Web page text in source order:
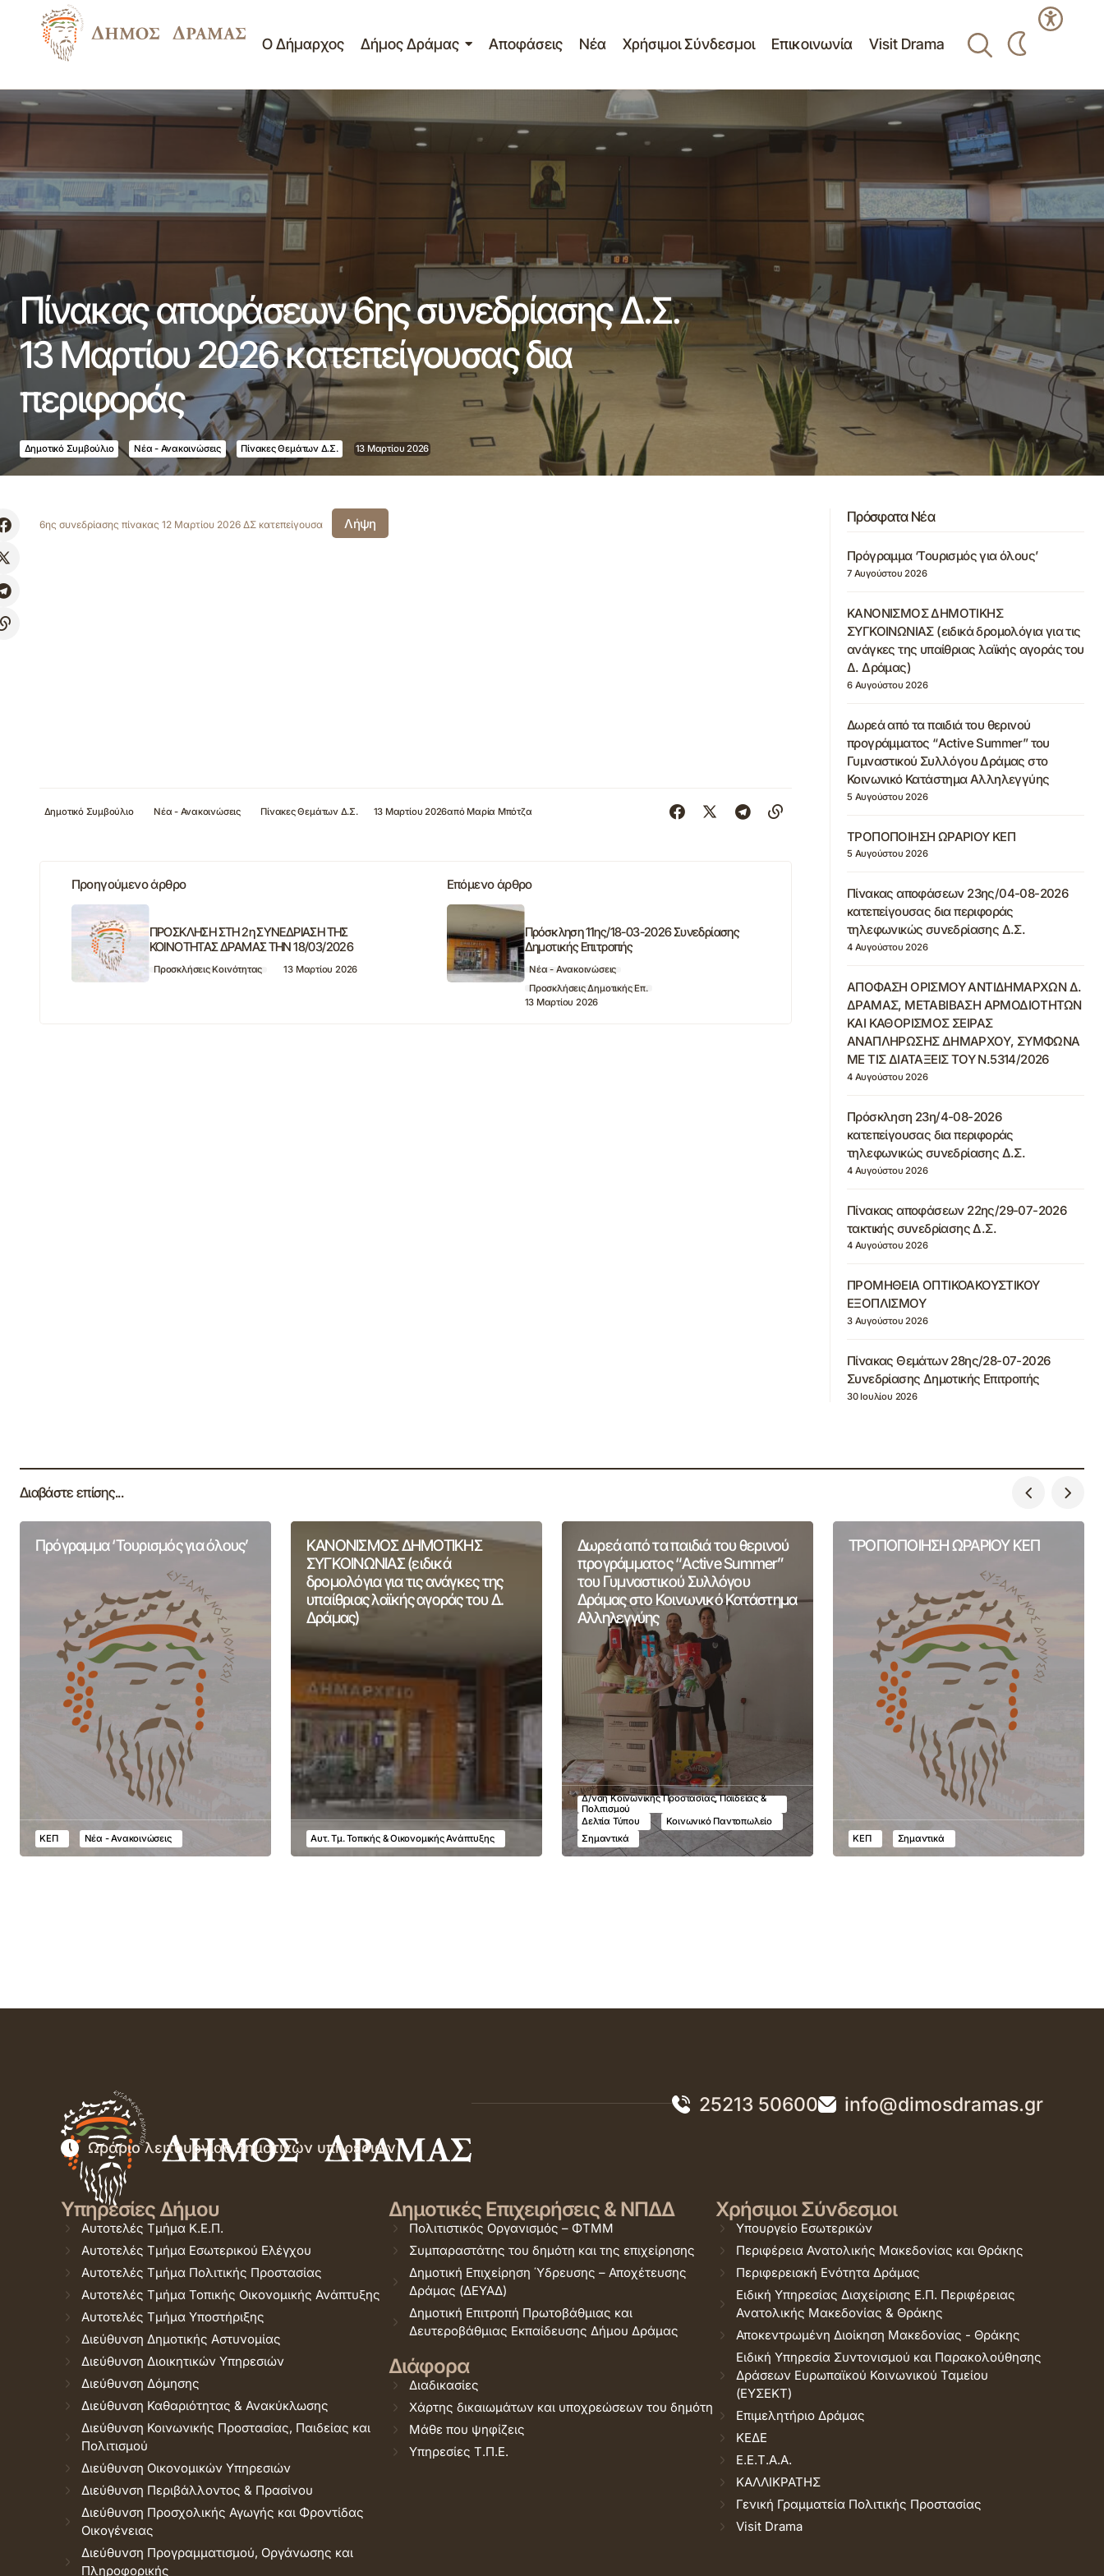
Ο Δήμαρχος Δήμος Δράμας Αποφάσεις Νέα Χρήσιμοι Σύνδεσμοι Επικοινωνία Visit Drama
ΠΡΟΣΚΛΗΣΗ ΣΤΗ 2η ΣΥΝΕΔΡΙΑΣΗ ΤΗΣ
ΚΟΙΝΟΤΗΤΑΣ ΔΡΑΜΑΣ ΤΗΝ 18/03/2026
Δημοτικό Συμβούλιο
Νέα - Ανακοινώσεις
Πίνακες Θεμάτων Δ.Σ.
Πίνακας αποφάσεων 6ης συνεδρίασης Δ.Σ. 13 Μαρτίου
2026 κατεπείγουσας δια περιφοράς
Πρόσκληση 11ης/18-03-2026 Συνεδρίασης
Δημοτικής Επιτροπής
Πίνακας αποφάσεων 6ης συνεδρίασης Δ.Σ.
13 Μαρτίου 2026 κατεπείγουσας δια
περιφοράς
Δημοτικό Συμβούλιο Νέα - Ανακοινώσεις Πίνακες Θεμάτων Δ.Σ. 13 Μαρτίου 2026
6ης συνεδρίασης πίνακας 12 Μαρτίου 2026 ΔΣ κατεπείγουσα Λήψη
Δημοτικό Συμβούλιο Νέα - Ανακοινώσεις Πίνακες Θεμάτων Δ.Σ. 13 Μαρτίου 2026από Μαρία Μπότζα
Προηγούμενο άρθρο
ΠΡΟΣΚΛΗΣΗ ΣΤΗ 2η ΣΥΝΕΔΡΙΑΣΗ ΤΗΣ
ΚΟΙΝΟΤΗΤΑΣ ΔΡΑΜΑΣ ΤΗΝ 18/03/2026
Προσκλήσεις Κοινότητας 13 Μαρτίου 2026
Επόμενο άρθρο
Πρόσκληση 11ης/18-03-2026 Συνεδρίασης
Δημοτικής Επιτροπής
Νέα - Ανακοινώσεις
Προσκλήσεις Δημοτικής Επ.
13 Μαρτίου 2026
Πρόσφατα Νέα
Πρόγραμμα ‘Τουρισμός για όλους’
7 Αυγούστου 2026
ΚΑΝΟΝΙΣΜΟΣ ΔΗΜΟΤΙΚΗΣ
ΣΥΓΚΟΙΝΩΝΙΑΣ (ειδικά δρομολόγια για τις
ανάγκες της υπαίθριας λαϊκής αγοράς του
Δ. Δράμας)
6 Αυγούστου 2026
Δωρεά από τα παιδιά του θερινού
προγράμματος “Active Summer” του
Γυμναστικού Συλλόγου Δράμας στο
Κοινωνικό Κατάστημα Αλληλεγγύης
5 Αυγούστου 2026
ΤΡΟΠΟΠΟΙΗΣΗ ΩΡΑΡΙΟΥ ΚΕΠ
5 Αυγούστου 2026
Πίνακας αποφάσεων 23ης/04-08-2026
κατεπείγουσας δια περιφοράς
τηλεφωνικώς συνεδρίασης Δ.Σ.
4 Αυγούστου 2026
ΑΠΟΦΑΣΗ ΟΡΙΣΜΟΥ ΑΝΤΙΔΗΜΑΡΧΩΝ Δ.
ΔΡΑΜΑΣ, ΜΕΤΑΒΙΒΑΣΗ ΑΡΜΟΔΙΟΤΗΤΩΝ
ΚΑΙ ΚΑΘΟΡΙΣΜΟΣ ΣΕΙΡΑΣ
ΑΝΑΠΛΗΡΩΣΗΣ ΔΗΜΑΡΧΟΥ, ΣΥΜΦΩΝΑ
ΜΕ ΤΙΣ ΔΙΑΤΑΞΕΙΣ ΤΟΥ Ν.5314/2026
4 Αυγούστου 2026
Πρόσκληση 23η/4-08-2026
κατεπείγουσας δια περιφοράς
τηλεφωνικώς συνεδρίασης Δ.Σ.
4 Αυγούστου 2026
Πίνακας αποφάσεων 22ης/29-07-2026
τακτικής συνεδρίασης Δ.Σ.
4 Αυγούστου 2026
ΠΡΟΜΗΘΕΙΑ ΟΠΤΙΚΟΑΚΟΥΣΤΙΚΟΥ
ΕΞΟΠΛΙΣΜΟΥ
3 Αυγούστου 2026
Πίνακας Θεμάτων 28ης/28-07-2026
Συνεδρίασης Δημοτικής Επιτροπής
30 Ιουλίου 2026
Διαβάστε επίσης...
Πρόγραμμα ‘Τουρισμός για όλους’
ΚΕΠ Νέα - Ανακοινώσεις
ΚΑΝΟΝΙΣΜΟΣ ΔΗΜΟΤΙΚΗΣ
ΣΥΓΚΟΙΝΩΝΙΑΣ (ειδικά
δρομολόγια για τις ανάγκες της
υπαίθριας λαϊκής αγοράς του Δ.
Δράμας)
Αυτ. Τμ. Τοπικής & Οικονομικής Ανάπτυξης
Δωρεά από τα παιδιά του θερινού
προγράμματος “Active Summer”
του Γυμναστικού Συλλόγου
Δράμας στο Κοινωνικό Κατάστημα
Αλληλεγγύης
Δ/νση Κοινωνικής Προστασίας, Παιδείας &
Πολιτισμού
Δελτία Τύπου
Κοινωνικό Παντοπωλείο
Σημαντικά
ΤΡΟΠΟΠΟΙΗΣΗ ΩΡΑΡΙΟΥ ΚΕΠ
ΚΕΠ Σημαντικά
25213 50600 info@dimosdramas.gr
Ωράριο λειτουργίας δημοτικών υπηρεσιών
Υπηρεσίες Δήμου
Αυτοτελές Τμήμα Κ.Ε.Π.
Αυτοτελές Τμήμα Εσωτερικού Ελέγχου
Αυτοτελές Τμήμα Πολιτικής Προστασίας
Αυτοτελές Τμήμα Τοπικής Οικονομικής Ανάπτυξης
Αυτοτελές Τμήμα Υποστήριξης
Διεύθυνση Δημοτικής Αστυνομίας
Διεύθυνση Διοικητικών Υπηρεσιών
Διεύθυνση Δόμησης
Διεύθυνση Καθαριότητας & Ανακύκλωσης
Διεύθυνση Κοινωνικής Προστασίας, Παιδείας και
Πολιτισμού
Διεύθυνση Οικονομικών Υπηρεσιών
Διεύθυνση Περιβάλλοντος & Πρασίνου
Διεύθυνση Προσχολικής Αγωγής και Φροντίδας
Οικογένειας
Διεύθυνση Προγραμματισμού, Οργάνωσης και
Πληροφορικής
Δημοτικές Επιχειρήσεις & ΝΠΔΔ
Πολιτιστικός Οργανισμός – ΦΤΜΜ
Συμπαραστάτης του δημότη και της επιχείρησης
Δημοτική Επιχείρηση Ύδρευσης – Αποχέτευσης
Δράμας (ΔΕΥΑΔ)
Δημοτική Επιτροπή Πρωτοβάθμιας και
Δευτεροβάθμιας Εκπαίδευσης Δήμου Δράμας
Διάφορα
Διαδικασίες
Χάρτης δικαιωμάτων και υποχρεώσεων του δημότη
Μάθε που ψηφίζεις
Υπηρεσίες Τ.Π.Ε.
Χρήσιμοι Σύνδεσμοι
Υπουργείο Εσωτερικών
Περιφέρεια Ανατολικής Μακεδονίας και Θράκης
Περιφερειακή Ενότητα Δράμας
Ειδική Υπηρεσίας Διαχείρισης Ε.Π. Περιφέρειας
Ανατολικής Μακεδονίας & Θράκης
Αποκεντρωμένη Διοίκηση Μακεδονίας - Θράκης
Ειδική Υπηρεσία Συντονισμού και Παρακολούθησης
Δράσεων Ευρωπαϊκού Κοινωνικού Ταμείου
(ΕΥΣΕΚΤ)
Επιμελητήριο Δράμας
ΚΕΔΕ
Ε.Ε.Τ.Α.Α.
ΚΑΛΛΙΚΡΑΤΗΣ
Γενική Γραμματεία Πολιτικής Προστασίας
Visit Drama